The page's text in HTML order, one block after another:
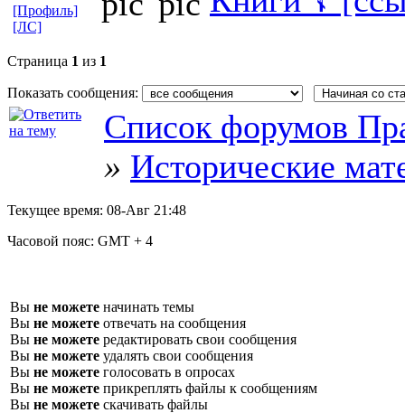
[Профиль]
[ЛС]
Страница 1 из 1
Показать сообщения:
Список форумов
» Исторические
Текущее время: 08-Авг 21:48
Часовой пояс: GMT + 4
Вы не можете начинать темы
Вы не можете отвечать на сообщения
Вы не можете редактировать свои сообщения
Вы не можете удалять свои сообщения
Вы не можете голосовать в опросах
Вы не можете прикреплять файлы к сообщениям
Вы не можете скачивать файлы